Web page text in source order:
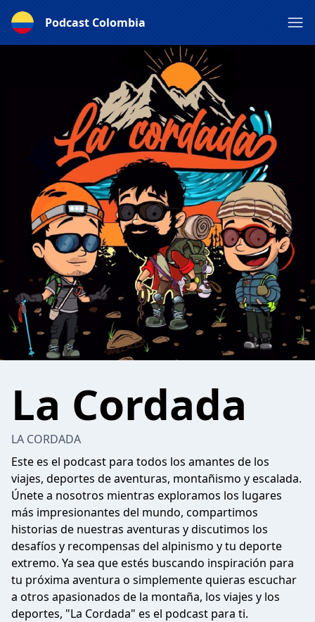
Podcast Colombia
La Cordada
LA CORDADA
Este es el podcast para todos los amantes de los
viajes, deportes de aventuras, montañismo y escalada.
Únete a nosotros mientras exploramos los lugares
más impresionantes del mundo, compartimos
historias de nuestras aventuras y discutimos los
desafíos y recompensas del alpinismo y tu deporte
extremo. Ya sea que estés buscando inspiración para
tu próxima aventura o simplemente quieras escuchar
a otros apasionados de la montaña, los viajes y los
deportes, "La Cordada" es el podcast para ti.